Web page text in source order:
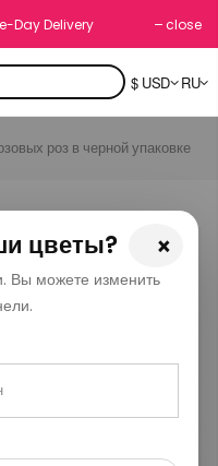
Day Delivery close
$ USD RU
×
цветы?
Вы можете изменить
роз в черной упаковке